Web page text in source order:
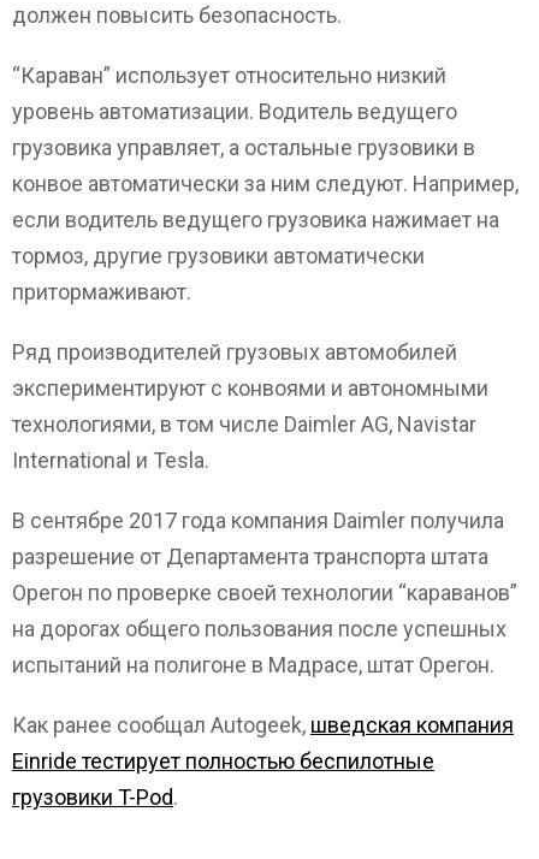
должен повысить безопасность.
“Караван” использует относительно низкий
уровень автоматизации. Водитель ведущего
грузовика управляет, а остальные грузовики в
конвое автоматически за ним следуют. Например,
если водитель ведущего грузовика нажимает на
тормоз, другие грузовики автоматически
притормаживают.
Ряд производителей грузовых автомобилей
экспериментируют с конвоями и автономными
технологиями, в том числе Daimler AG, Navistar
International и Tesla.
В сентябре 2017 года компания Daimler получила
разрешение от Департамента транспорта штата
Орегон по проверке своей технологии “караванов”
на дорогах общего пользования после успешных
испытаний на полигоне в Мадрасе, штат Орегон.
Как ранее сообщал Autogeek, шведская компания
Einride тестирует полностью беспилотные
грузовики T-Pod.